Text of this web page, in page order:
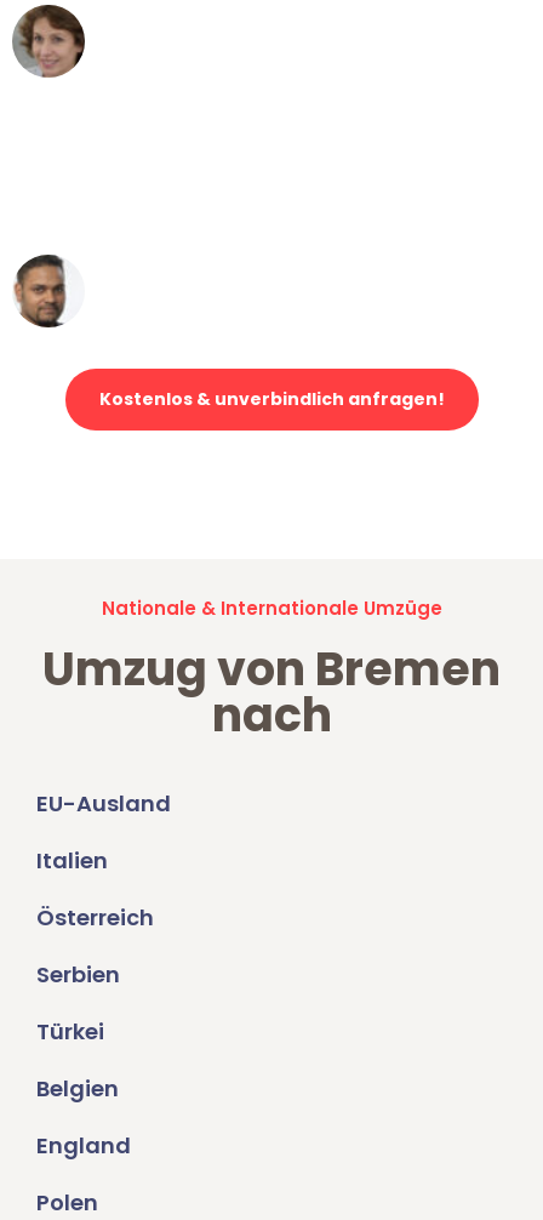
Kostenlos & unverbindlich anfragen!
Nationale & Internationale Umzüge
Umzug von Bremen
nach
EU-Ausland
Italien
Österreich
Serbien
Türkei
Belgien
England
Polen